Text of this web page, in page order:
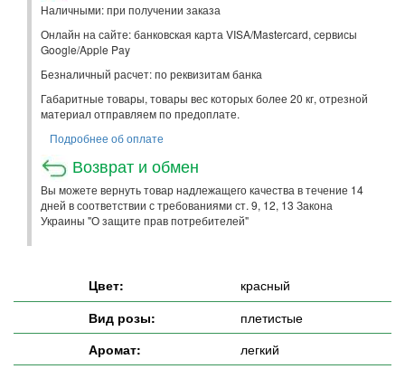
Наличными: при получении заказа
Онлайн на сайте: банковская карта VISA/Mastercard, сервисы
Google/Apple Pay
Безналичный расчет: по реквизитам банка
Габаритные товары, товары вес которых более 20 кг, отрезной
материал отправляем по предоплате.
Подробнее об оплате
Возврат и обмен
Вы можете вернуть товар надлежащего качества в течение 14
дней в соответствии с требованиями ст. 9, 12, 13 Закона
Украины "О защите прав потребителей"
Цвет:
красный
Вид розы:
плетистые
Аромат:
легкий